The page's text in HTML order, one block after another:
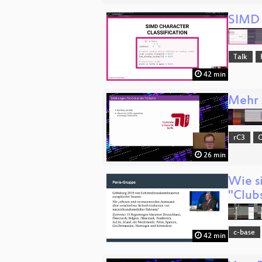
42 min
Talk
26 min
Mehr
rC3
42 min
Wie
c-base